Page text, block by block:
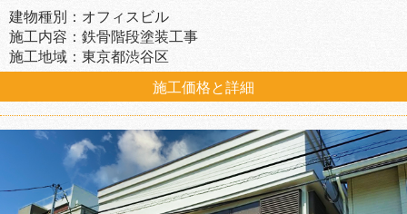
建物種別：オフィスビル
施工内容：鉄骨階段塗装工事
施工地域：東京都渋谷区
施工価格と詳細